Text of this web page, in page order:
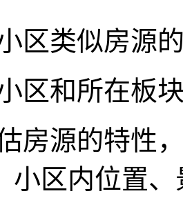
区类似房源
区和所在板
房源的特性
小区内位置